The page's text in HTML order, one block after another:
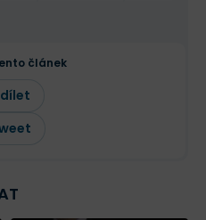
kapitálových trhů.
odborné články
i makroekonomické
pravidelně publikuje
a komentáře také v
ekonomických médiích,
novin.
článek